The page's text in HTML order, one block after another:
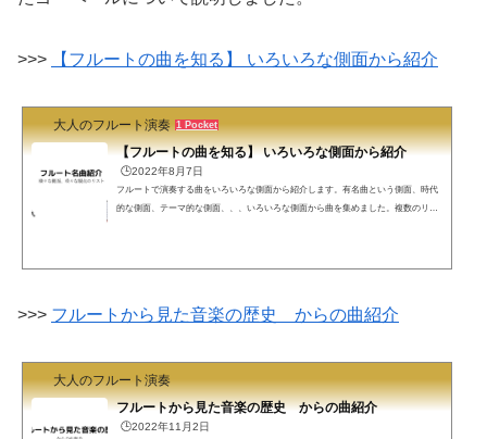
>>> 【フルートの曲を知る】 いろいろな側面から紹介
大人のフルート演奏 1 Pocket
【フルートの曲を知る】 いろいろな側面から紹介
🕒️2022年8月7日
フルートで演奏する曲をいろいろな側面から紹介します。有名曲という側面、時代
的な側面、テーマ的な側面、、、いろいろな側面から曲を集めました。複数のリス
>>> フルートから見た音楽の歴史 からの曲紹介
大人のフルート演奏
フルートから見た音楽の歴史 からの曲紹介
🕒️2022年11月2日